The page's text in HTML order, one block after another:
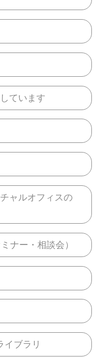
ています
ャルオフィスの
ナー・相談会）
イブラリ